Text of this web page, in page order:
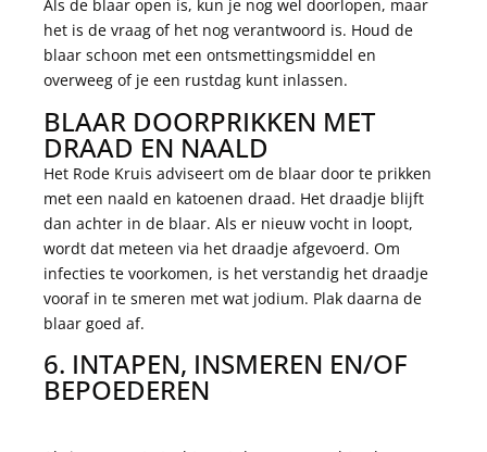
Als de blaar open is, kun je nog wel doorlopen, maar
het is de vraag of het nog verantwoord is. Houd de
blaar schoon met een ontsmettingsmiddel en
overweeg of je een rustdag kunt inlassen.
BLAAR DOORPRIKKEN MET
DRAAD EN NAALD
Het Rode Kruis adviseert om de blaar door te prikken
met een naald en katoenen draad. Het draadje blijft
dan achter in de blaar. Als er nieuw vocht in loopt,
wordt dat meteen via het draadje afgevoerd. Om
infecties te voorkomen, is het verstandig het draadje
vooraf in te smeren met wat jodium. Plak daarna de
blaar goed af.
6. INTAPEN, INSMEREN EN/OF
BEPOEDEREN